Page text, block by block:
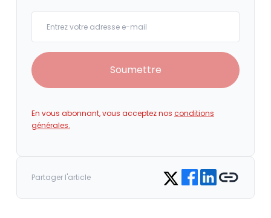
Soumettre
En vous abonnant, vous acceptez nos conditions
générales.
Partager l'article Share on Twitter
Share on Facebook
Share on LinkedIn
Copy link